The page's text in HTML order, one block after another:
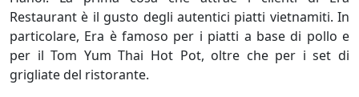
Restaurant è il gusto degli autentici piatti vietnamiti. In
particolare, Era è famoso per i piatti a base di pollo e
per il Tom Yum Thai Hot Pot, oltre che per i set di
grigliate del ristorante.